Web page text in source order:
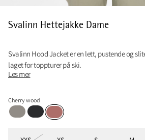
Svalinn Hettejakke Dame
Svalinn Hood Jacket er en lett, pustende og
laget for toppturer på ski.
Les mer
Cherry wood
Ridge Grey
BlackCherry wood
Størrelser